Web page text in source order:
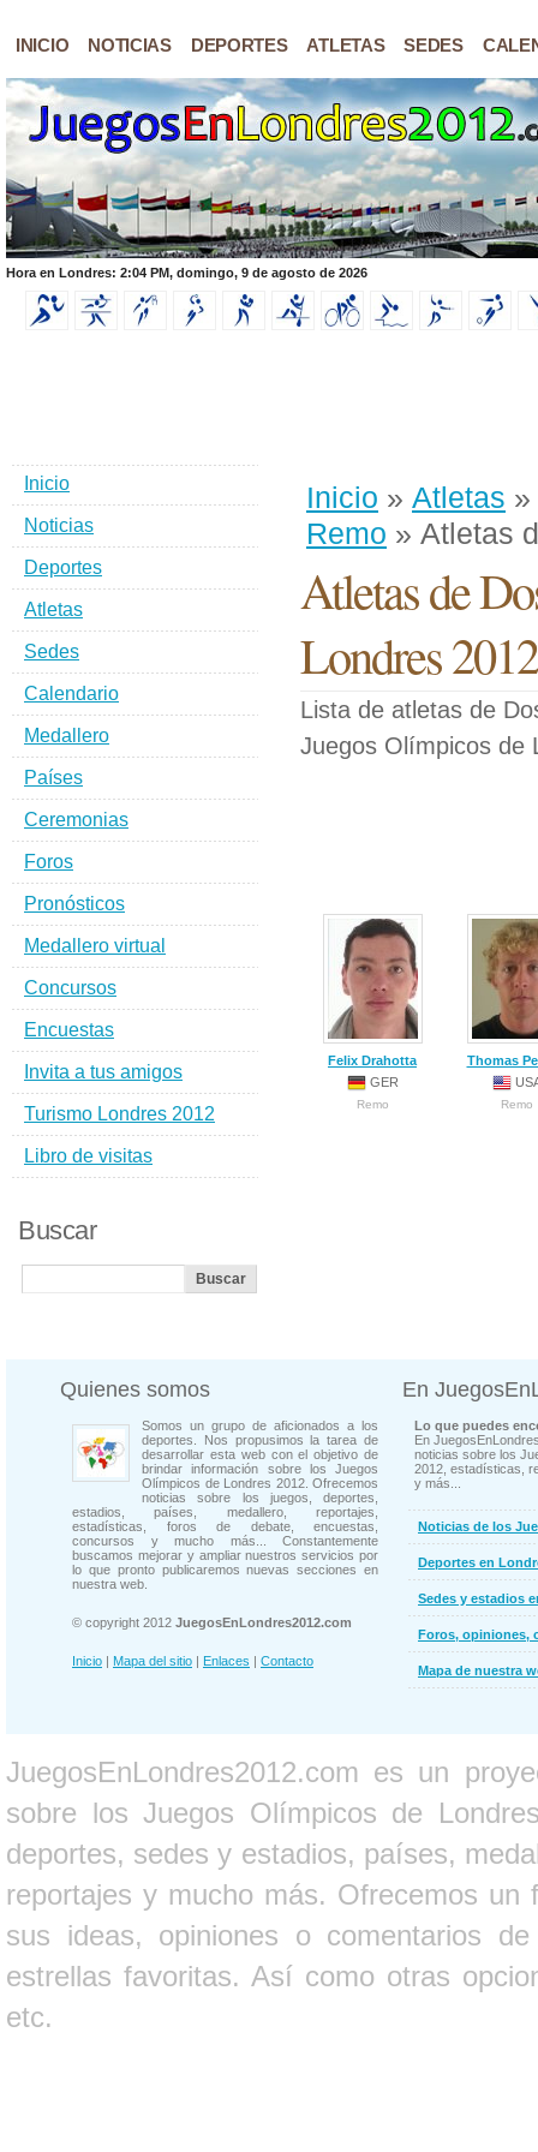
INICIO NOTICIAS DEPORTES ATLETAS SEDES
Hora en Londres: 2:04 PM, domingo, 9 de agosto de 2026
Inicio » Atletas »
Remo » Atletas
Atletas de
Londres 2012
Lista de atletas de
Juegos Olímpicos de
Felix Drahotta
GER
Remo
Thomas
Remo
Inicio
Noticias
Deportes
Atletas
Sedes
Calendario
Medallero
Países
Ceremonias
Foros
Pronósticos
Medallero virtual
Concursos
Encuestas
Invita a tus amigos
Turismo Londres 2012
Libro de visitas
Buscar
Quienes somos
Somos un grupo de aficionados a los
deportes. Nos propusimos la tarea de
desarrollar esta web con el objetivo de
brindar información sobre los Juegos
Olímpicos de Londres 2012. Ofrecemos
noticias sobre los juegos, deportes,
estadios, países, medallero, reportajes,
estadísticas, foros de debate, encuestas,
concursos y mucho más... Constantemente
buscamos mejorar y ampliar nuestros servicios por
lo que pronto publicaremos nuevas secciones en
nuestra web.
© copyright 2012 JuegosEnLondres2012.com
Inicio | Mapa del sitio | Enlaces | Contacto
En
Lo que puedes
En
noticias sobre los
2012, estadísticas,
y más...
Noticias de los
Deportes en
Sedes y estadios
Foros, opiniones,
Mapa de nuestra
JuegosEnLondres2012.com es un
sobre los Juegos Olímpicos de
deportes, sedes y estadios, países,
reportajes y mucho más. Ofrecemos un
sus ideas, opiniones o comentarios
estrellas favoritas. Así como otras
etc.